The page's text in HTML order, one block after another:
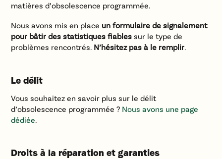
matières d’obsolescence programmée.
Nous avons mis en place un formulaire de signalement
pour bâtir des statistiques fiablessur le type de
problèmes rencontrés. N’hésitez pas à le remplir.
Le délit
Vous souhaitez en savoir plus sur le délit
d’obsolescence programmée ? Nous avons une page
dédiée
Droits à la réparation et garanties